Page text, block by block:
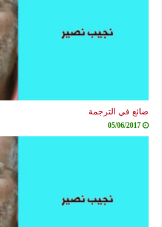
ضائع في الترجمة
05/06/2017